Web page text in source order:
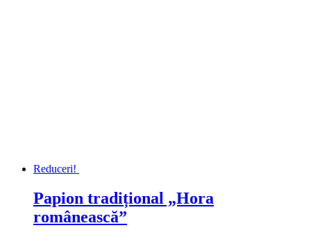
Reduceri!
Papion tradițional „Hora
românească”